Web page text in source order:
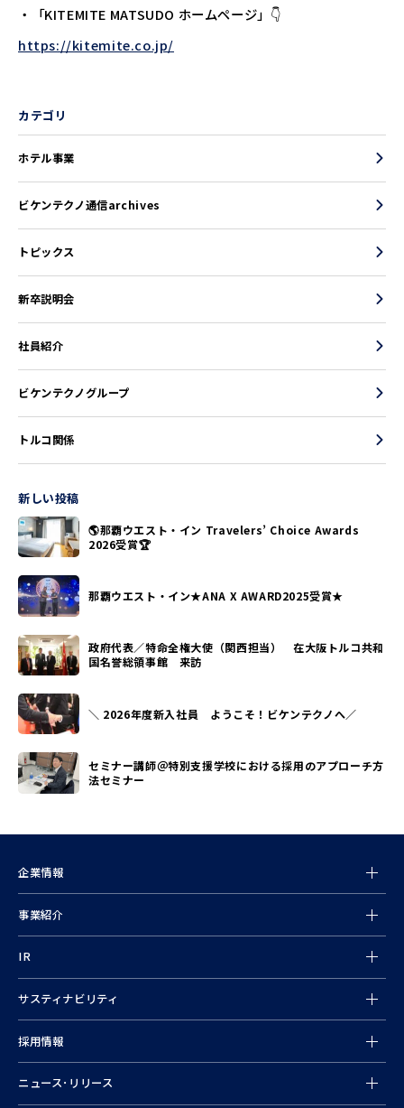
・「KITEMITE MATSUDO ホームページ」👇
https://kitemite.co.jp/
カテゴリ
ホテル事業
ビケンテクノ通信archives
トピックス
新卒説明会
社員紹介
ビケンテクノグループ
トルコ関係
新しい投稿
🌎那覇ウエスト・イン Travelers’ Choice Awards
2026受賞🏆
那覇ウエスト・イン★ANA X AWARD2025受賞★
政府代表／特命全権大使（関西担当） 在大阪トルコ共和
国名誉総領事館 来訪
＼ 2026年度新入社員 ようこそ！ビケンテクノへ／
セミナー講師＠特別支援学校における採用のアプローチ方
法セミナー
企業情報
事業紹介
IR
サスティナビリティ
採用情報
ニュース･リリース